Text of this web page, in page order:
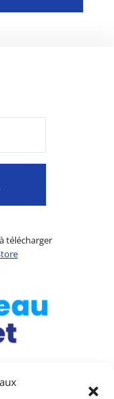
télécharger